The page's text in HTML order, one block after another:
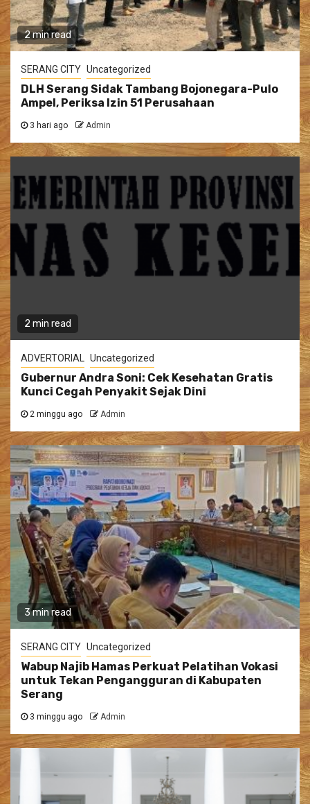
2 min read
SERANG CITY Uncategorized
DLH Serang Sidak Tambang Bojonegara-Pulo
Ampel, Periksa Izin 51 Perusahaan
3 hari ago Admin
2 min read
ADVERTORIAL Uncategorized
Gubernur Andra Soni: Cek Kesehatan Gratis
Kunci Cegah Penyakit Sejak Dini
2 minggu ago Admin
3 min read
SERANG CITY Uncategorized
Wabup Najib Hamas Perkuat Pelatihan Vokasi
untuk Tekan Pengangguran di Kabupaten
Serang
3 minggu ago Admin